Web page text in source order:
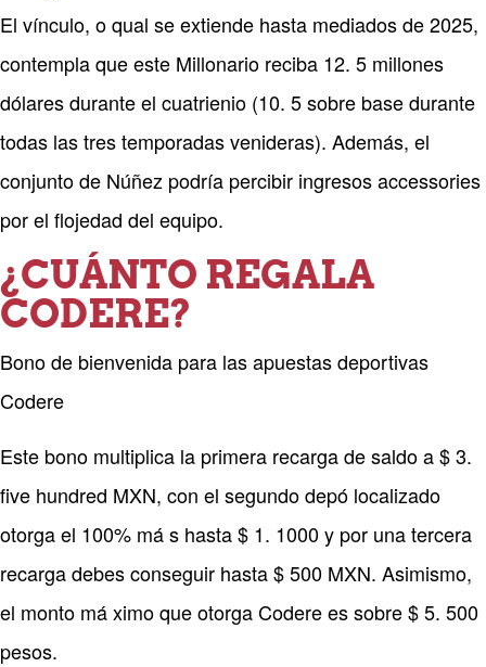
El vínculo, o qual se extiende hasta mediados de 2025,
contempla que este Millonario reciba 12. 5 millones
dólares durante el cuatrienio (10. 5 sobre base durante
todas las tres temporadas venideras). Además, el
conjunto de Núñez podría percibir ingresos accessories
por el flojedad del equipo.
¿CUÁNTO REGALA
CODERE?
Bono de bienvenida para las apuestas deportivas
Codere
Este bono multiplica la primera recarga de saldo a $ 3.
five hundred MXN, con el segundo depó localizado
otorga el 100% má s hasta $ 1. 1000 y por una tercera
recarga debes conseguir hasta $ 500 MXN. Asimismo,
el monto má ximo que otorga Codere es sobre $ 5. 500
pesos.